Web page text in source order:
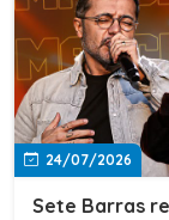
24/07/2026
Sete Barras